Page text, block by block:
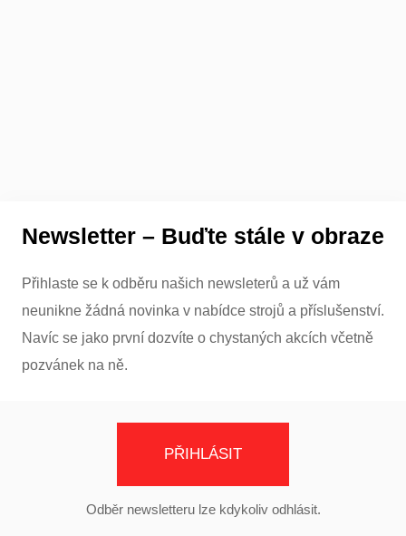
Newsletter – Buďte stále v obraze
Přihlaste se k odběru našich newsleterů a už vám
neunikne žádná novinka v nabídce strojů a příslušenství.
Navíc se jako první dozvíte o chystaných akcích včetně
pozvánek na ně.
PŘIHLÁSIT
Odběr newsletteru lze kdykoliv odhlásit.